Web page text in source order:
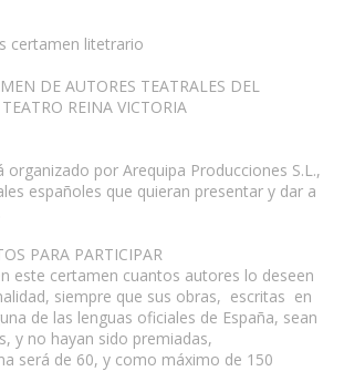
certamen litetrario
DE AUTORES TEATRALES DEL
REINA VICTORIA
organizado por Arequipa Producciones S.L.,
españoles que quieran presentar y dar a
PARA PARTICIPAR
este certamen cuantos autores lo deseen
siempre que sus obras, escritas en
de las lenguas oficiales de España, sean
y no hayan sido premiadas,
será de 60, y como máximo de 150